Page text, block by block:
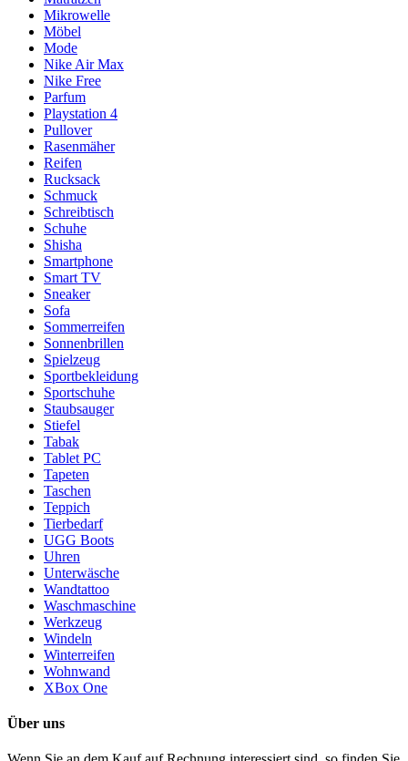
Mikrowelle
Möbel
Mode
Nike Air Max
Nike Free
Parfum
Playstation 4
Pullover
Rasenmäher
Reifen
Rucksack
Schmuck
Schreibtisch
Schuhe
Shisha
Smartphone
Smart TV
Sneaker
Sofa
Sommerreifen
Sonnenbrillen
Spielzeug
Sportbekleidung
Sportschuhe
Staubsauger
Stiefel
Tabak
Tablet PC
Tapeten
Taschen
Teppich
Tierbedarf
UGG Boots
Uhren
Unterwäsche
Wandtattoo
Waschmaschine
Werkzeug
Windeln
Winterreifen
Wohnwand
XBox One
Über uns